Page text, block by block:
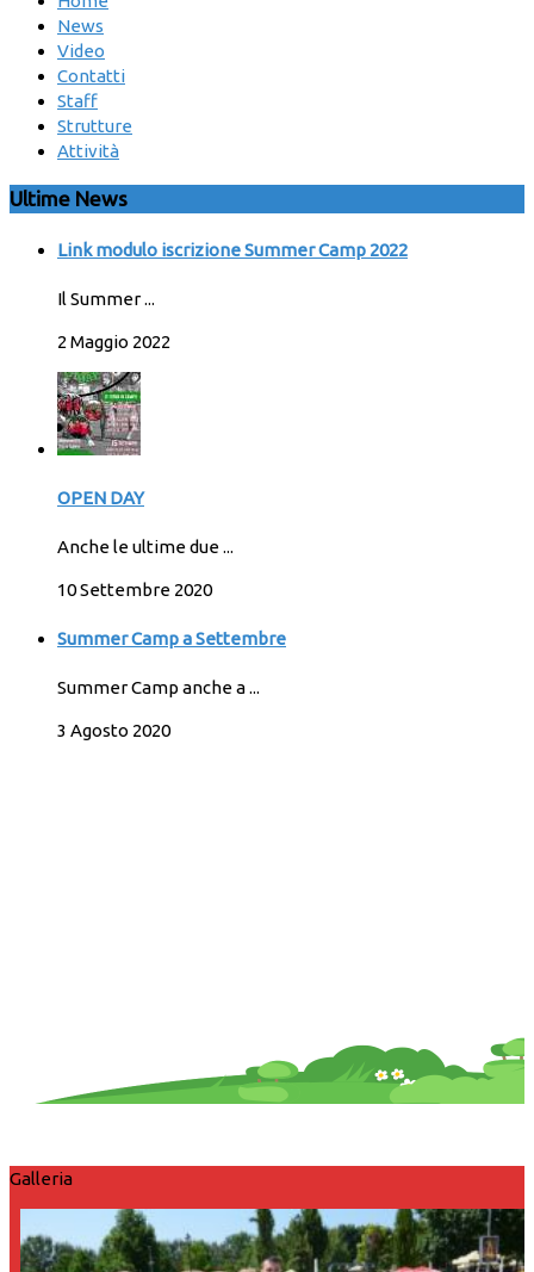
News
Video
Contatti
Staff
Strutture
Attività
Ultime News
Link modulo iscrizione Summer Camp 2022
Il Summer ...
2 Maggio 2022
OPEN DAY
Anche le ultime due ...
10 Settembre 2020
Summer Camp a Settembre
Summer Camp anche a ...
3 Agosto 2020
Galleria